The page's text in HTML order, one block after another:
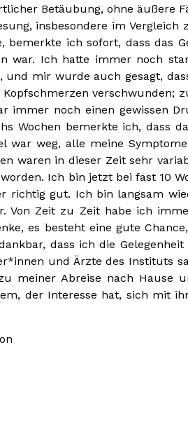
Betäubung, ohne äußere
insbesondere im
bemerkte ich sofort, dass das
war. Ich hatte immer noch
und mir wurde auch gesagt,
verschwunden;
immer noch einen gewissen
Wochen bemerkte ich, dass
war weg, alle meine
waren in dieser Zeit sehr
Ich bin jetzt bei fast 10
richtig gut. Ich bin langsam
Von Zeit zu Zeit habe ich
es besteht eine gute
dass ich die
und Ärzte des Instituts
meiner Abreise nach
der Interesse hat, sich mit